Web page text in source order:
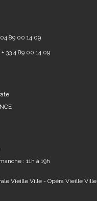
89 00 14 09
33 4 89 00 14 09
: 11h à 19h
Vieille Ville - Opéra Vieille Ville